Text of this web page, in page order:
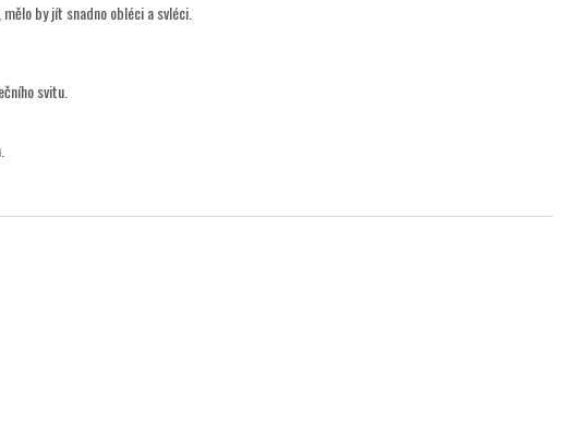
by jít snadno obléci a svléci.
svitu.